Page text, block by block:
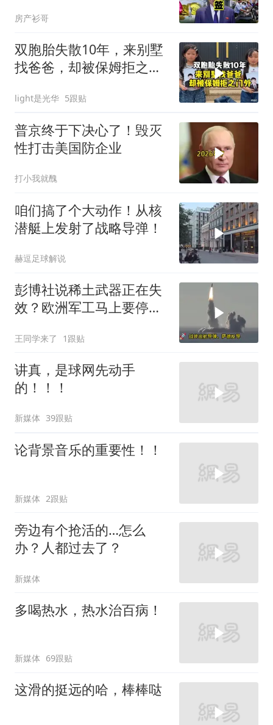
房产衫哥
双胞胎失散10年，来别墅
找爸爸，却被保姆拒之门
light是光华 5跟贴
普京终于下决心了！毁灭
性打击美国防企业
打小我就醜
咱们搞了个大动作！从核
潜艇上发射了战略导弹！
赫逗足球解说
彭博社说稀土武器正在失
效？欧洲军工马上要停
解近渴
王同学来了 1跟贴
讲真，是球网先动手
的！！！
新媒体 39跟贴
论背景音乐的重要性！！
新媒体 2跟贴
旁边有个抢活的…怎么
办？人都过去了？
新媒体
多喝热水，热水治百病！
新媒体 69跟贴
这滑的挺远的哈，棒棒哒